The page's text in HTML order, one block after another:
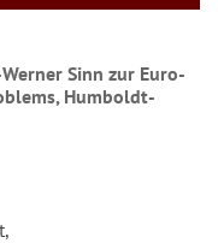
Sinn zur Euro-
Humboldt-